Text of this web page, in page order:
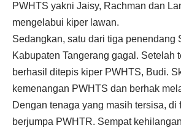
PWHTS yakni Jaisy, Rachman dan
mengelabui kiper lawan.
Sedangkan, satu dari tiga penendang
Kabupaten Tangerang gagal. Setelah
berhasil ditepis kiper PWHTS, Budi.
kemenangan PWHTS dan berhak
Dengan tenaga yang masih tersisa, di
berjumpa PWHTR. Sempat